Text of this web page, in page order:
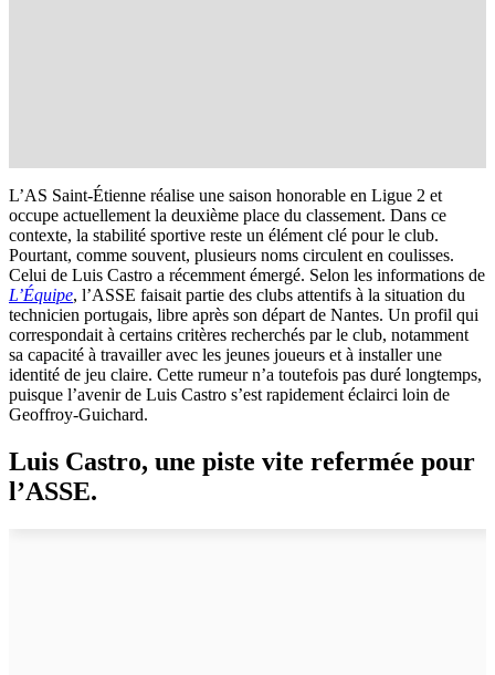
L’AS Saint-Étienne réalise une saison honorable en Ligue 2 et
occupe actuellement la deuxième place du classement. Dans ce
contexte, la stabilité sportive reste un élément clé pour le club.
Pourtant, comme souvent, plusieurs noms circulent en coulisses.
Celui de Luis Castro a récemment émergé. Selon les informations de
L’Équipe, l’ASSE faisait partie des clubs attentifs à la situation du
technicien portugais, libre après son départ de Nantes. Un profil qui
correspondait à certains critères recherchés par le club, notamment
sa capacité à travailler avec les jeunes joueurs et à installer une
identité de jeu claire. Cette rumeur n’a toutefois pas duré longtemps,
puisque l’avenir de Luis Castro s’est rapidement éclairci loin de
Geoffroy-Guichard.
Luis Castro, une piste vite refermée pour
l’ASSE.